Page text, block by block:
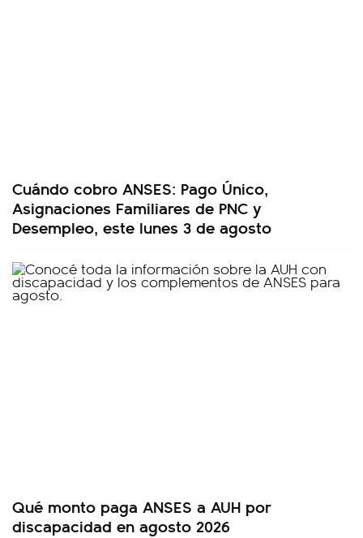
Cuándo cobro ANSES: Pago Único,
Asignaciones Familiares de PNC y
Desempleo, este lunes 3 de agosto
Qué monto paga ANSES a AUH por
discapacidad en agosto 2026